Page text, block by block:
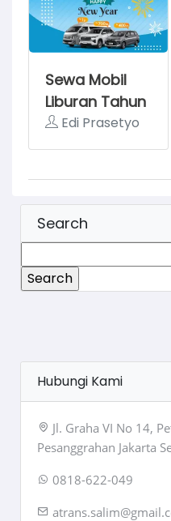
Sewa Mobil
Liburan Tahun
Baru 2025
Edi Prasetyo
Search
for:
Hubungi Kami
Jl. Graha VI No 14,
Pesanggrahan Jakarta
0818-622-049